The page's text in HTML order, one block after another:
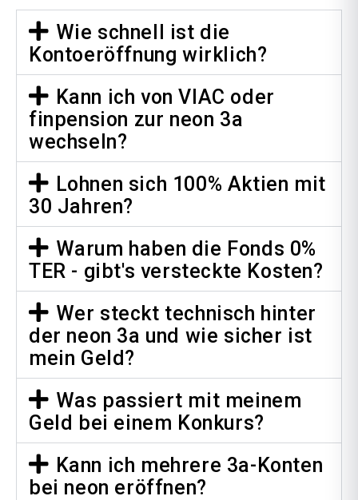
Wie schnell ist die
Kontoeröffnung wirklich?
Kann ich von VIAC oder
finpension zur neon 3a
wechseln?
Lohnen sich 100% Aktien mit
30 Jahren?
Warum haben die Fonds 0%
TER - gibt's versteckte Kosten?
Wer steckt technisch hinter
der neon 3a und wie sicher ist
mein Geld?
Was passiert mit meinem
Geld bei einem Konkurs?
Kann ich mehrere 3a-Konten
bei neon eröffnen?